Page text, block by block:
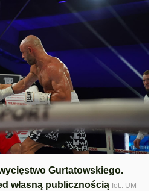
Gurtatowskiego.
własną publicznością fot.: UM